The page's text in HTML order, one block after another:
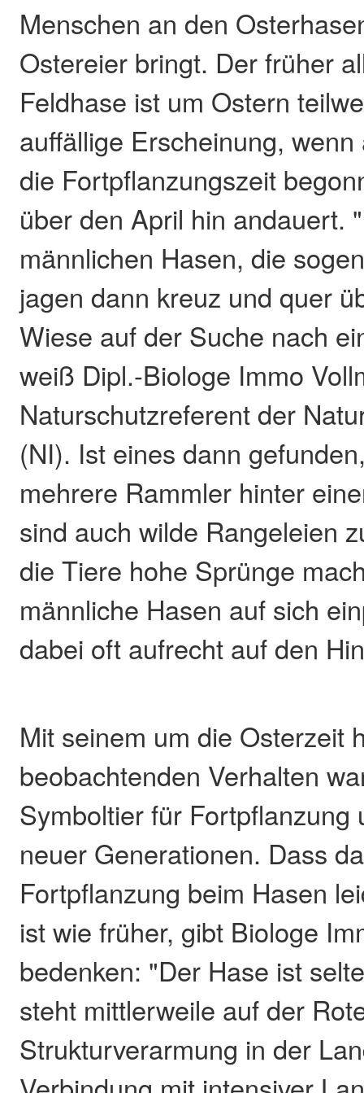
Menschen an den
Ostereier bringt. Der früher
Feldhase ist um Ostern
auffällige Erscheinung,
die Fortpflanzungszeit
über den April hin andauert.
männlichen Hasen, die
jagen dann kreuz und quer
Wiese auf der Suche nach
weiß Dipl.-Biologe Immo
Naturschutzreferent der
(NI). Ist eines dann
mehrere Rammler hinter
sind auch wilde Rangeleien
die Tiere hohe Sprünge
männliche Hasen auf sich
dabei oft aufrecht auf den
Mit seinem um die Osterzeit
beobachtenden Verhalten
Symboltier für Fortpflanzung
neuer Generationen. Dass
Fortpflanzung beim Hasen
ist wie früher, gibt Biologe
bedenken: "Der Hase ist
steht mittlerweile auf der
Strukturverarmung in der